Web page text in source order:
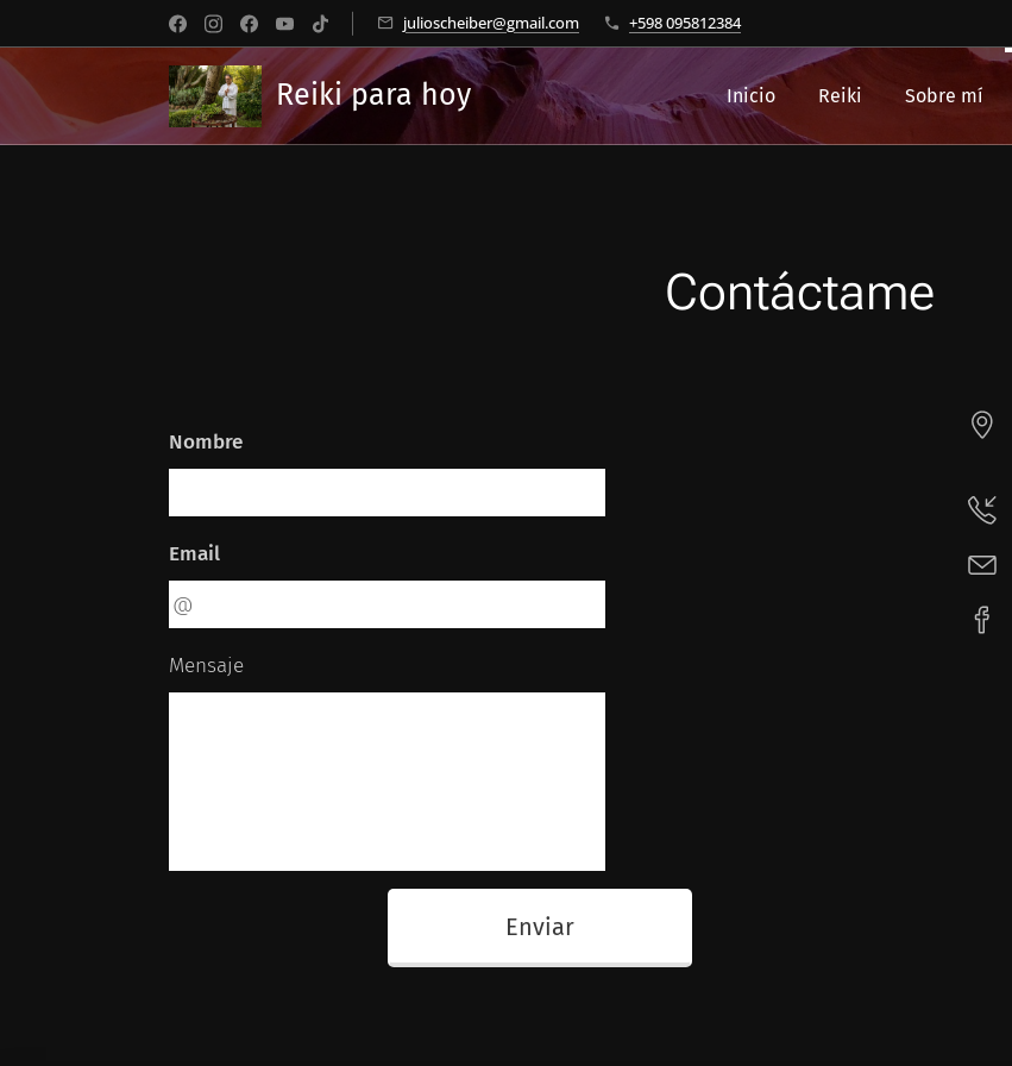
julioscheiber@gmail.com +598 095812384
Reiki para hoy Inicio Reiki Sobre mí
Contáctame
Nombre
Email
Mensaje
Enviar